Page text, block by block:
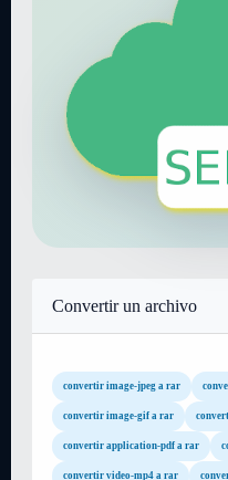
Convertir un archivo
convertir image-jpeg a rar
convertir image-gif a rar
convertir application-pdf a rar
convertir video-mp4 a rar